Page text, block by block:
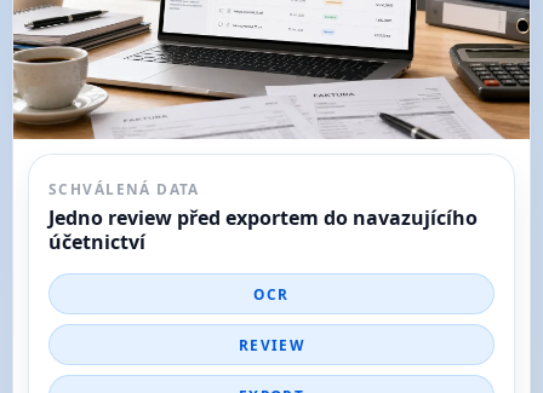
SCHVÁLENÁ DATA
Jedno review před exportem do navazujícího
účetnictví
OCR
REVIEW